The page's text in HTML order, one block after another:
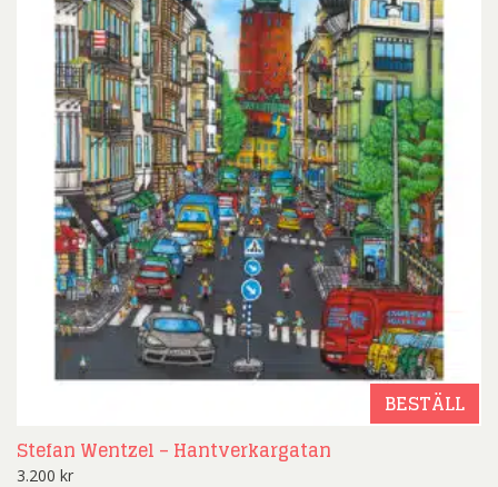
BESTÄLL
Stefan Wentzel – Hantverkargatan
3.200 kr